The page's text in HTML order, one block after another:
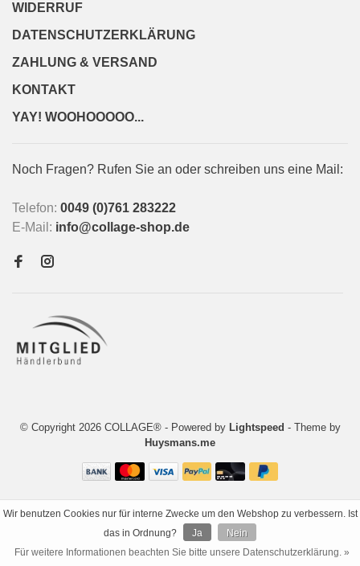
WIDERRUF
DATENSCHUTZERKLÄRUNG
ZAHLUNG & VERSAND
KONTAKT
YAY! WOOHOOOOO...
Noch Fragen? Rufen Sie an oder schreiben uns eine Mail:
Telefon: 0049 (0)761 283222
E-Mail: info@collage-shop.de
© Copyright 2026 COLLAGE® - Powered by Lightspeed - Theme by
Huysmans.me
Wir benutzen Cookies nur für interne Zwecke um den Webshop zu verbessern. Ist
das in Ordnung?
Ja
Nein
Für weitere Informationen beachten Sie bitte unsere Datenschutzerklärung. »